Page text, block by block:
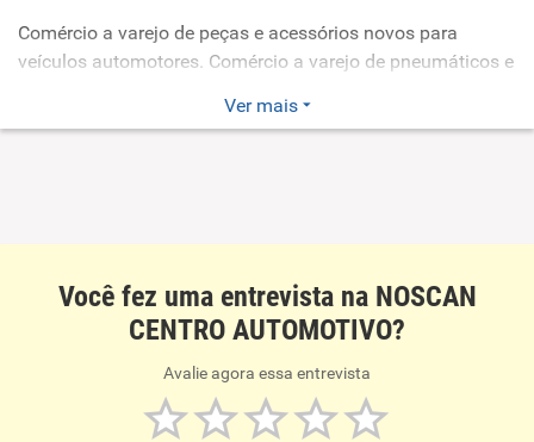
Comércio a varejo de peças e acessórios novos para
veículos automotores. Comércio a varejo de pneumáticos e
mecânica de veículos automotores. Serviços de
Ver mais
Você fez uma entrevista na NOSCAN
CENTRO AUTOMOTIVO?
Avalie agora essa entrevista